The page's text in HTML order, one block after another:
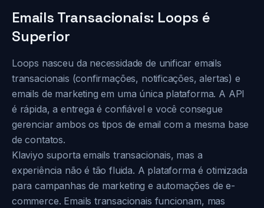
Emails Transacionais: Loops é
Superior
Loops nasceu da necessidade de unificar emails
transacionais (confirmações, notificações, alertas) e
emails de marketing em uma única plataforma. A API
é rápida, a entrega é confiável e você consegue
gerenciar ambos os tipos de email com a mesma base
de contatos.
Klaviyo suporta emails transacionais, mas a
experiência não é tão fluida. A plataforma é otimizada
para campanhas de marketing e automações de e-
commerce. Emails transacionais funcionam, mas